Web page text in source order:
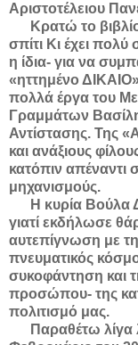
Αριστοτέλειου
Κρατώ το βιβλίο
σπίτι Κι έχει
η ίδια- για να
«ηττημένο
πολλά έργα του
Γραμμάτων
Αντίστασης. Της
και ανάξιους
κατόπιν απέναντι
μηχανισμούς.
Η κυρία Βούλα
γιατί εκδήλωσε
αυτεπίγνωση με
πνευματικός
συκοφάντηση και
προσώπου- της
πολιτισμό μας.
Παραθέτω λίγα